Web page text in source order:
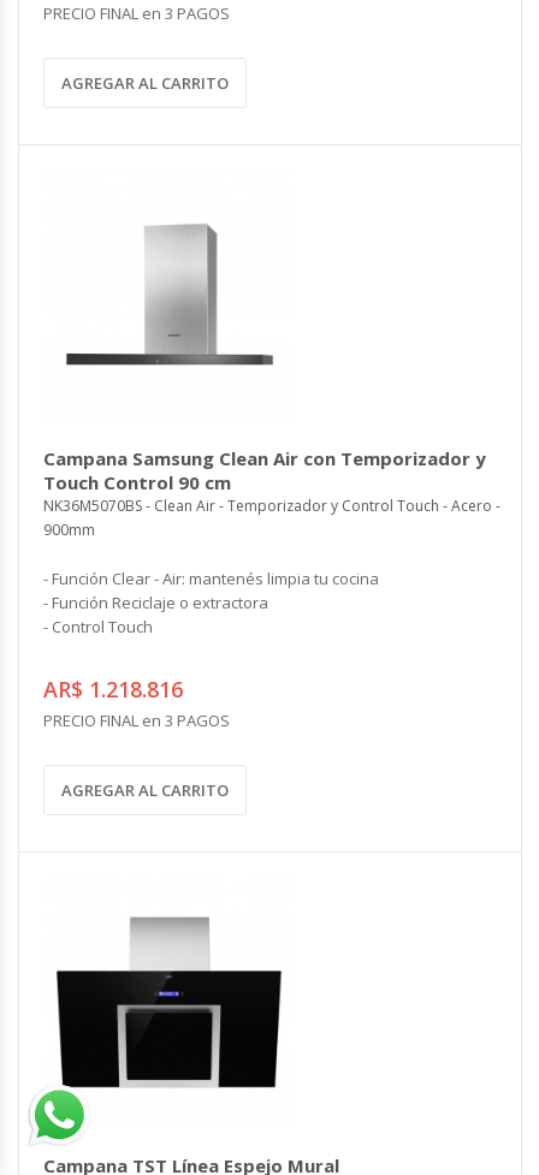
PRECIO FINAL en 3 PAGOS
AGREGAR AL CARRITO
Campana Samsung Clean Air con Temporizador y
Touch Control 90 cm
NK36M5070BS - Clean Air - Temporizador y Control Touch - Acero -
900mm
- Función Clear - Air: mantenés limpia tu cocina
- Función Reciclaje o extractora
- Control Touch
AR$ 1.218.816
PRECIO FINAL en 3 PAGOS
AGREGAR AL CARRITO
Campana TST Línea Espejo Mural